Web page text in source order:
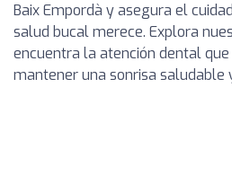
Baix Empordà y asegura el
salud bucal merece. Explora
encuentra la atención dental
mantener una sonrisa saludable